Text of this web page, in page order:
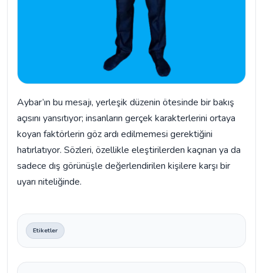
Aybar’ın bu mesajı, yerleşik düzenin ötesinde bir bakış
açısını yansıtıyor; insanların gerçek karakterlerini ortaya
koyan faktörlerin göz ardı edilmemesi gerektiğini
hatırlatıyor. Sözleri, özellikle eleştirilerden kaçınan ya da
sadece dış görünüşle değerlendirilen kişilere karşı bir
uyarı niteliğinde.
Etiketler